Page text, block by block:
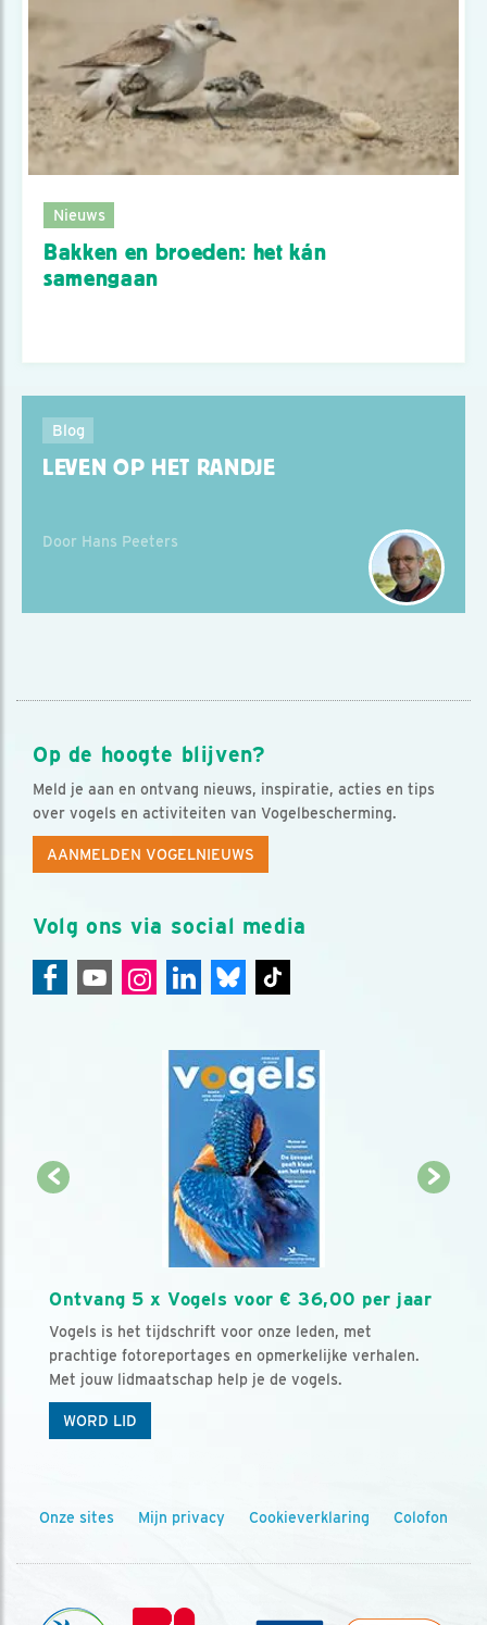
Nieuws
Bakken en broeden: het kán
samengaan
Blog
LEVEN OP HET RANDJE
Door Hans Peeters
Op de hoogte blijven?
Meld je aan en ontvang nieuws, inspiratie, acties en tips
over vogels en activiteiten van Vogelbescherming.
AANMELDEN VOGELNIEUWS
Volg ons via social media
Ontvang 5 x Vogels voor € 36,00 per jaar
Vogels is het tijdschrift voor onze leden, met
prachtige fotoreportages en opmerkelijke verhalen.
Met jouw lidmaatschap help je de vogels.
WORD LID
Onze sites Mijn privacy Cookieverklaring Colofon